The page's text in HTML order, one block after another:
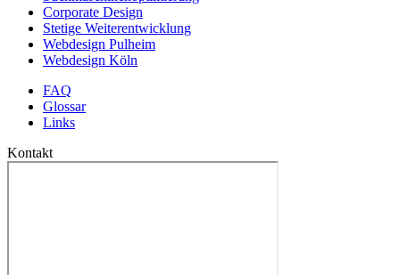
Corporate Design
Stetige Weiterentwicklung
Webdesign Pulheim
Webdesign Köln
FAQ
Glossar
Links
Kontakt